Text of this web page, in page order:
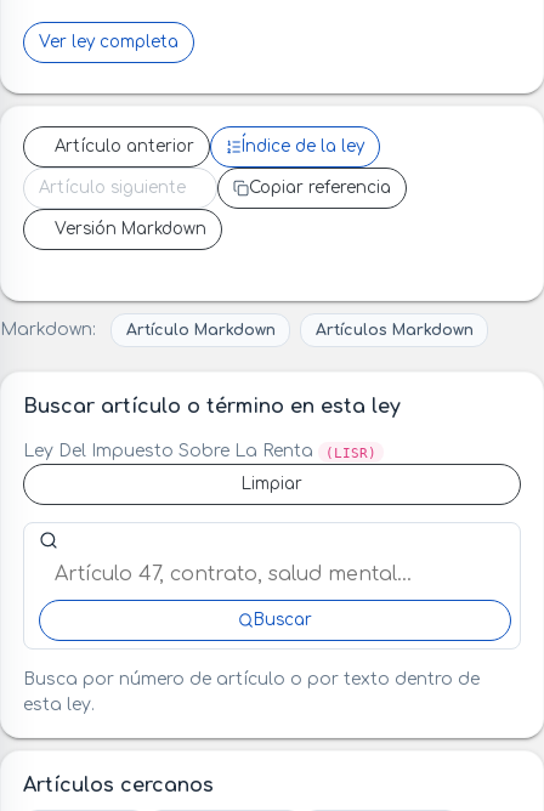
Ver ley completa
Artículo anterior Índice de la ley
Artículo siguiente Copiar referencia
Versión Markdown
Markdown: Artículo Markdown Artículos Markdown
Buscar artículo o término en esta ley
Ley Del Impuesto Sobre La Renta (LISR)
Limpiar
Buscar artículo o término en esta ley
Buscar
Busca por número de artículo o por texto dentro de
esta ley.
Artículos cercanos